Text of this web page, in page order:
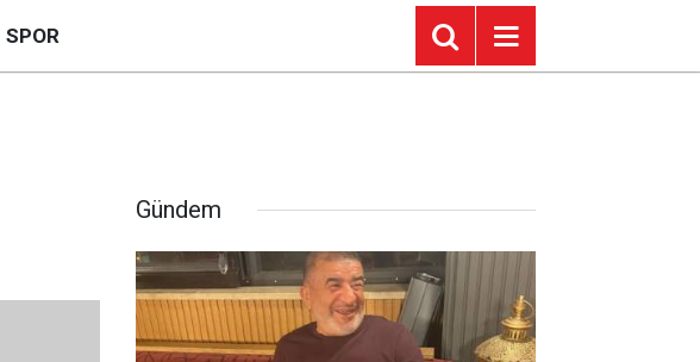
SPOR
Gündem